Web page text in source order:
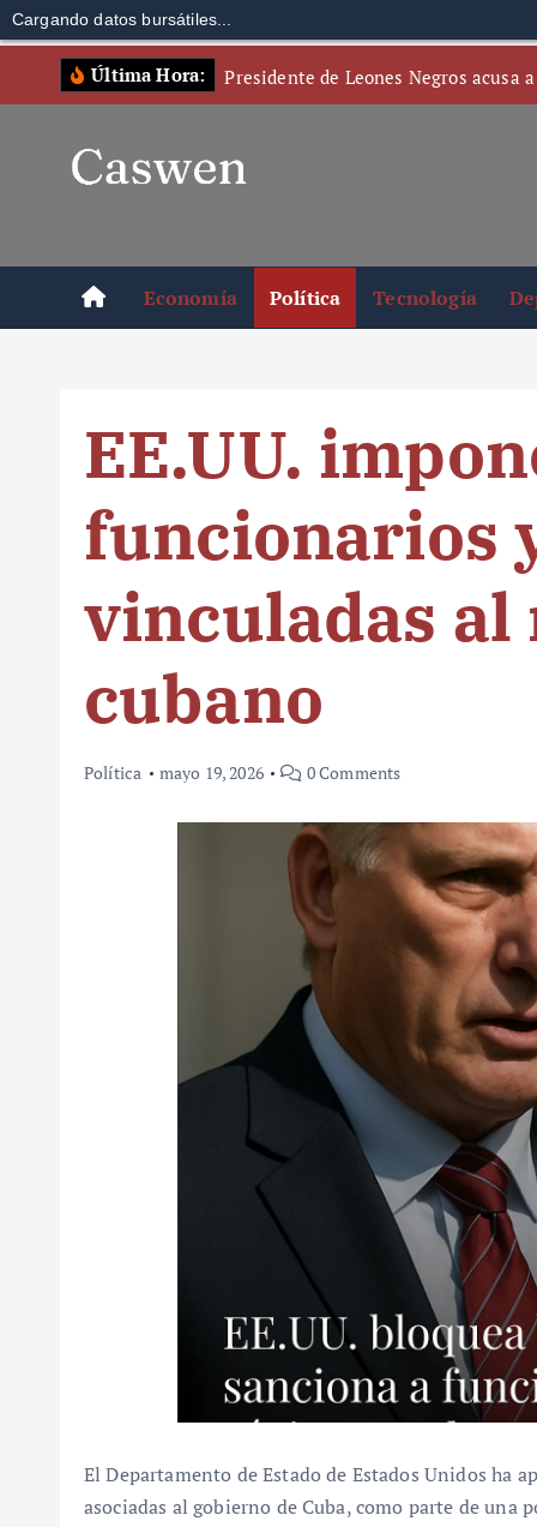
Cargando datos bursátiles...
Última Hora: Presidente de Leones Negros acusa
Economía Política Tecnología
EE.UU.
funcionarios
vinculadas al
cubano
Política mayo 19, 2026 0 Comments
El Departamento de Estado de Estados Unidos ha
asociadas al gobierno de Cuba, como parte de